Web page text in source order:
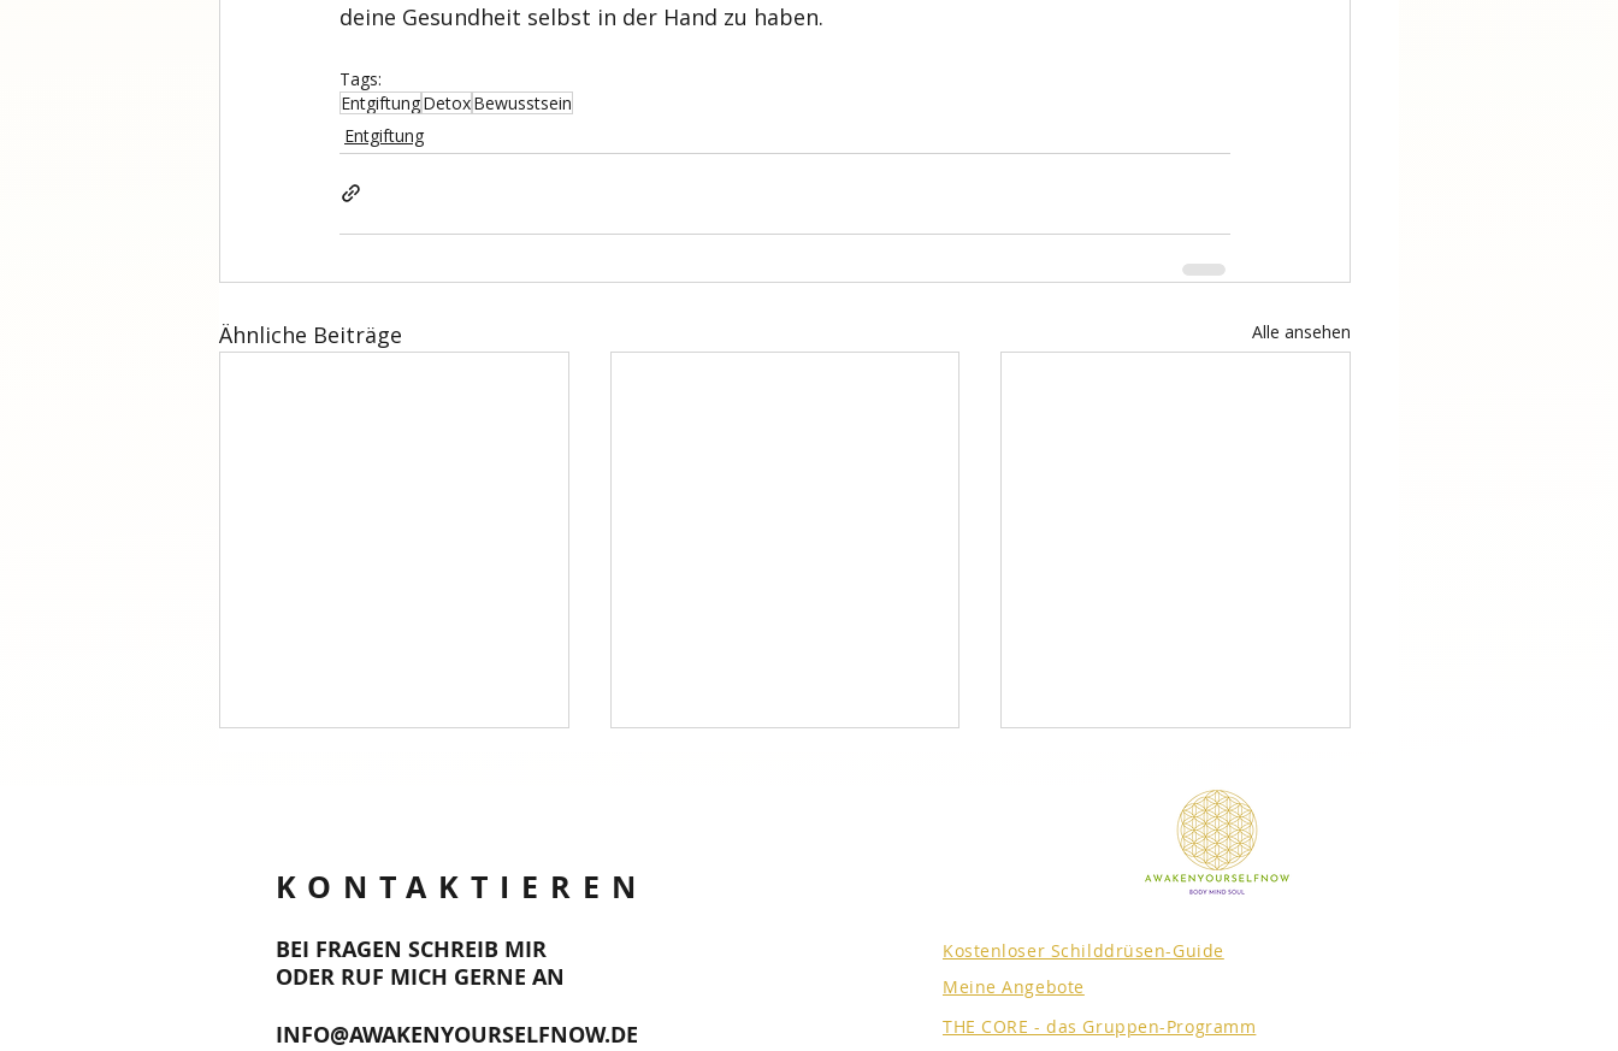
deine Gesundheit selbst in der Hand zu haben.
Tags:
EntgiftungDetoxBewusstsein
Entgiftung
Ähnliche Beiträge Alle ansehen
Haarausfall ganzheitlich
Mikronährstoffe, Stress –
Unterstütze Deine
Entgiftung mit diesen
Biohacks
KONTAKTIEREN
BEI FRAGEN SCHREIB MIR
ODER RUF MICH GERNE AN
INFO@AWAKENYOURSELFNOW.DE
Kostenloser Schilddrüsen-Guide
Meine Angebote
THE CORE - das Gruppen-Programm